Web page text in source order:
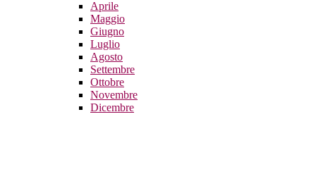
Aprile
Maggio
Giugno
Luglio
Agosto
Settembre
Ottobre
Novembre
Dicembre